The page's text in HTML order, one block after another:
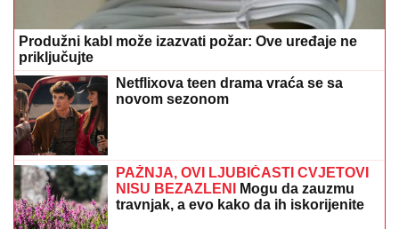
Produžni kabl može izazvati požar: Ove uređaje ne
priključujte
Netflixova teen drama vraća se sa
novom sezonom
PAŽNJA, OVI LJUBIČASTI CVJETOVI
NISU BEZAZLENI
Mogu da zauzmu
travnjak, a evo kako da ih iskorijenite